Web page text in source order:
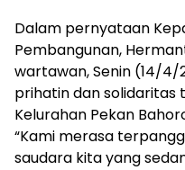
Dalam pernyataan
Pembangunan,
wartawan, Senin (14/
prihatin dan
Kelurahan Pekan
“Kami merasa
saudara kita yang